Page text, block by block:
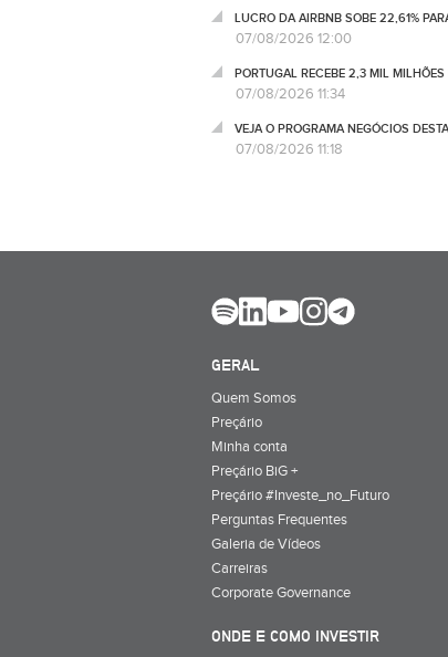
LUCRO DA AIRBNB SOBE 22,61%
07/08/2026 12:00
PORTUGAL RECEBE 2,3 MIL
07/08/2026 11:34
VEJA O PROGRAMA NEGÓCIOS
07/08/2026 11:18
GERAL
Quem Somos
Preçário
Minha conta
Preçário BiG +
Preçário #Investe_no_Futuro
Perguntas Frequentes
Galeria de Vídeos
Carreiras
Corporate Governance
ONDE E COMO INVESTIR